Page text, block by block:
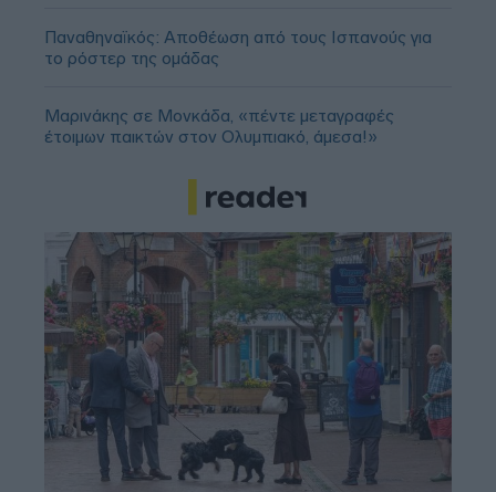
Παναθηναϊκός: Αποθέωση από τους Ισπανούς για
το ρόστερ της ομάδας
Μαρινάκης σε Μονκάδα, «πέντε μεταγραφές
έτοιμων παικτών στον Ολυμπιακό, άμεσα!»